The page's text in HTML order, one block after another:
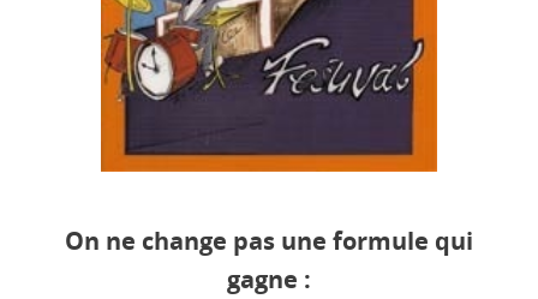
On ne change pas une formule qui
gagne :